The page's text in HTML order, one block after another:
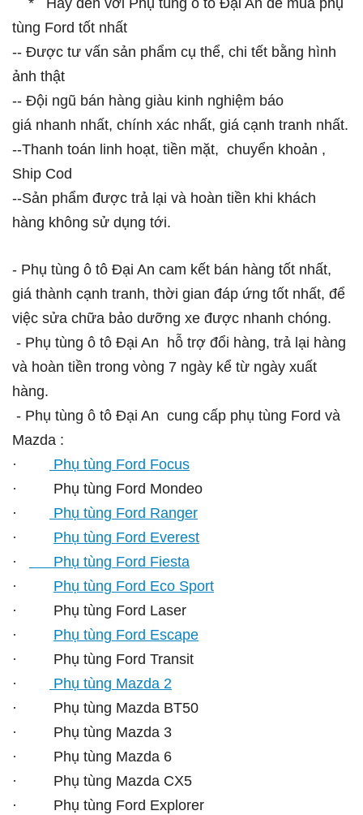
* Hãy đến với Phụ tùng ô tô Đại An để mua phụ
tùng Ford tốt nhất
-- Được tư vấn sản phẩm cụ thể, chi tết bằng hình
ảnh thật
-- Đội ngũ bán hàng giàu kinh nghiệm báo
giá nhanh nhất, chính xác nhất, giá cạnh tranh nhất.
--Thanh toán linh hoạt, tiền mặt, chuyển khoản ,
Ship Cod
--Sản phẩm được trả lại và hoàn tiền khi khách
hàng không sử dụng tới.
- Phụ tùng ô tô Đại An cam kết bán hàng tốt nhất,
giá thành cạnh tranh, thời gian đáp ứng tốt nhất, để
việc sửa chữa bảo dưỡng xe được nhanh chóng.
- Phụ tùng ô tô Đại An hỗ trợ đổi hàng, trả lại hàng
và hoàn tiền trong vòng 7 ngày kể từ ngày xuất
hàng.
- Phụ tùng ô tô Đại An cung cấp phụ tùng Ford và
Mazda :
·
Phụ tùng Ford Focus
· Phụ tùng Ford Mondeo
·
Phụ tùng Ford Ranger
· Phụ tùng Ford Everest
·
Phụ tùng Ford Fiesta
· Phụ tùng Ford Eco Sport
· Phụ tùng Ford Laser
· Phụ tùng Ford Escape
· Phụ tùng Ford Transit
·
Phụ tùng Mazda 2
· Phụ tùng Mazda BT50
· Phụ tùng Mazda 3
· Phụ tùng Mazda 6
· Phụ tùng Mazda CX5
· Phụ tùng Ford Explorer